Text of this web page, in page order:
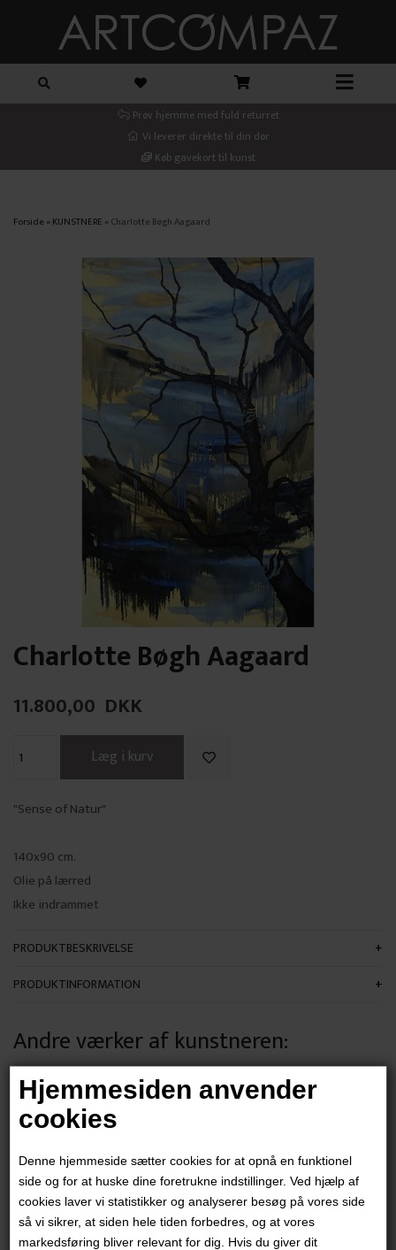
Hjemmesiden anvender
cookies
Denne hjemmeside sætter cookies for at opnå en funktionel
side og for at huske dine foretrukne indstillinger. Ved hjælp af
cookies laver vi statistikker og analyserer besøg på vores side
så vi sikrer, at siden hele tiden forbedres, og at vores
markedsføring bliver relevant for dig. Hvis du giver dit
Prøv hjemme med fuld returret
Vi leverer direkte til din dør
Køb gavekort til kunst
Forside »KUNSTNERE »Charlotte Bøgh Aagaard
Charlotte Bøgh Aagaard
11.800,00 DKK
"Sense of Natur"
140x90 cm.
Olie på lærred
Ikke indrammet
PRODUKTBESKRIVELSE
PRODUKTINFORMATION
Andre værker af kunstneren:
Charlotte Bøgh Aagaard
1.800,00 DKK
Charlotte Bøgh Aagaard
1.800,00 DKK